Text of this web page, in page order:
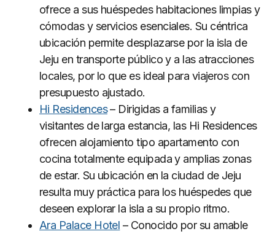
ofrece a sus huéspedes habitaciones limpias y
cómodas y servicios esenciales. Su céntrica
ubicación permite desplazarse por la isla de
Jeju en transporte público y a las atracciones
locales, por lo que es ideal para viajeros con
presupuesto ajustado.
Hi Residences– Dirigidas a familias y
visitantes de larga estancia, las Hi Residences
ofrecen alojamiento tipo apartamento con
cocina totalmente equipada y amplias zonas
de estar. Su ubicación en la ciudad de Jeju
resulta muy práctica para los huéspedes que
deseen explorar la isla a su propio ritmo.
Ara Palace Hotel – Conocido por su amable